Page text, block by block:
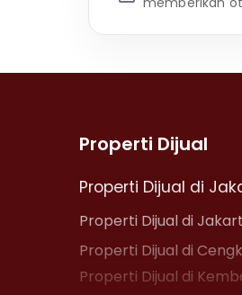
Properti Dijual
Properti Dijual di
Properti Dijual di
Properti Dijual di
Properti Dijual di